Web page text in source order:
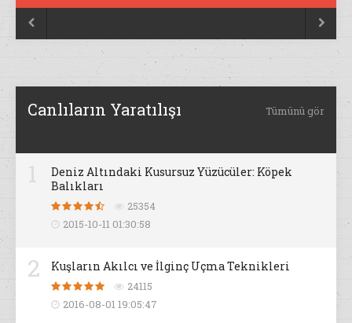
 
Canlıların Yaratılışı Tümünü gör
Deniz Altındaki Kusursuz Yüzücüler: Köpek
Balıkları
25354
2015-10-11 01:30:58
2 Kuşların Akılcı ve İlginç Uçma Teknikleri
24115
2016-08-01 19:05:47